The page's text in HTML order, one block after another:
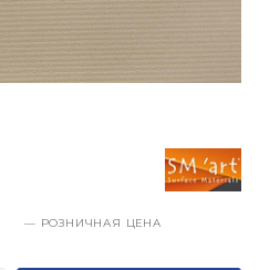
— РОЗНИЧНАЯ ЦЕНА